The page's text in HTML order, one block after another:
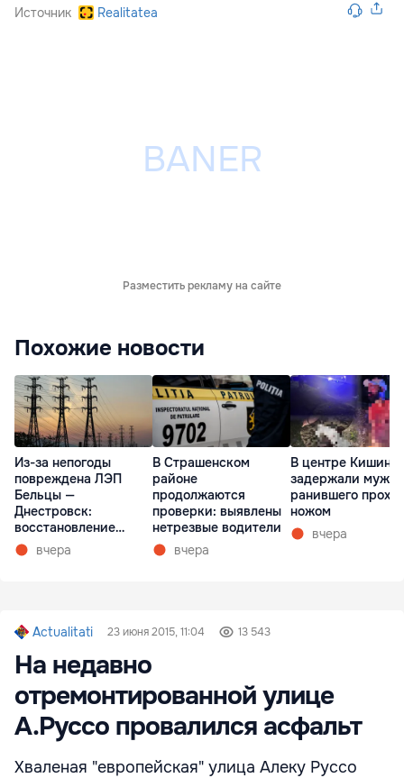
Источник Realitatea
Разместить рекламу на сайте
Похожие новости
Из-за непогоды
повреждена ЛЭП
Бельцы —
Днестровск:
восстановление
займет более недели
вчера
В Страшенском
районе
продолжаются
проверки: выявлены
нетрезвые водители
вчера
В центре
задержали
ранившего
ножом
вчера
Actualitati 23 июня 2015, 11:04 13 543
На недавно
отремонтированной улице
А.Руссо провалился асфальт
Хваленая "европейская" улица Алеку Руссо